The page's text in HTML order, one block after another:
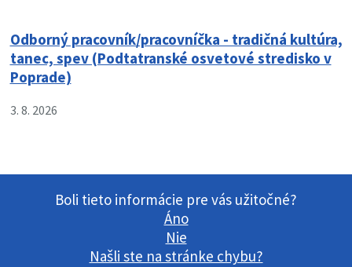
Odborný pracovník/pracovníčka - tradičná kultúra,
tanec, spev (Podtatranské osvetové stredisko v
Poprade)
3. 8. 2026
Boli tieto informácie pre vás užitočné?
Áno
Nie
Našli ste na stránke chybu?